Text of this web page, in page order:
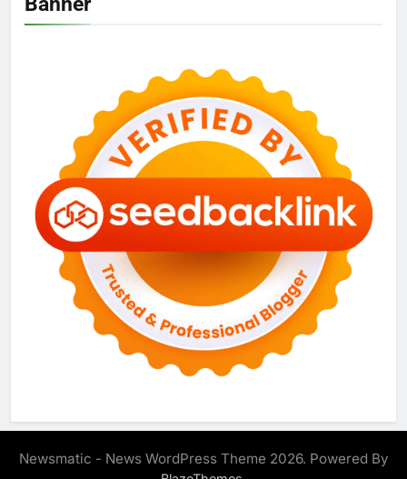
Newsmatic - News WordPress Theme 2026. Powered By